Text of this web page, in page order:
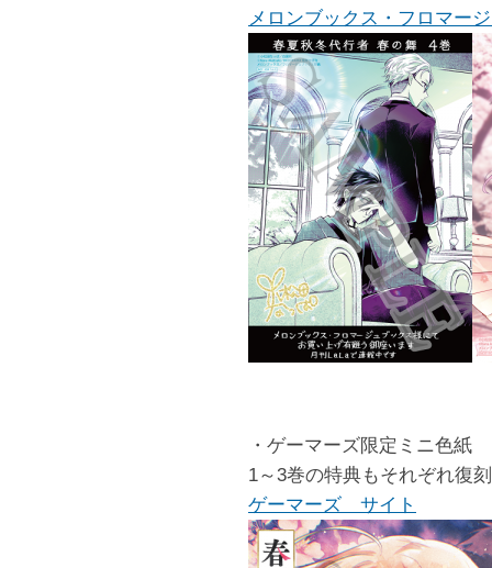
メロンブックス・フロマー
・ゲーマーズ限定ミニ色紙
1～3巻の特典もそれぞれ復
ゲーマーズ サイト